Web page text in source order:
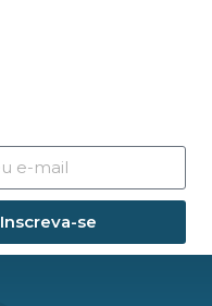
Inscreva-se